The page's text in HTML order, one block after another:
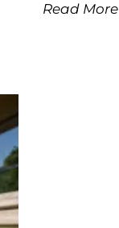
Read More